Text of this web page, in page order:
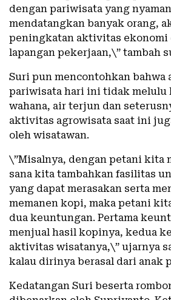
dengan pariwisata yang
mendatangkan banyak orang,
peningkatan aktivitas ekonomi
lapangan pekerjaan,\” tambah
Suri pun mencontohkan bahwa
pariwisata hari ini tidak melulu
wahana, air terjun dan
aktivitas agrowisata saat ini
oleh wisatawan.
\”Misalnya, dengan petani kita
sana kita tambahkan fasilitas
yang dapat merasakan serta
memanen kopi, maka petani
dua keuntungan. Pertama
menjual hasil kopinya, kedua
aktivitas wisatanya,\” ujarnya
kalau dirinya berasal dari anak
Kedatangan Suri beserta